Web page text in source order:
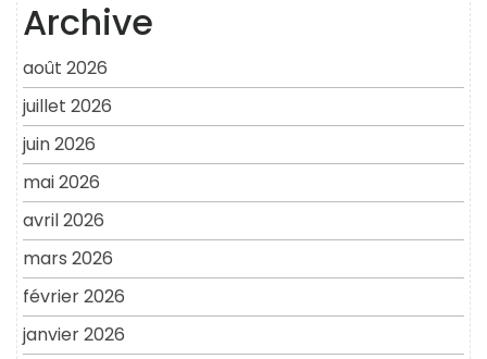
Archive
août 2026
juillet 2026
juin 2026
mai 2026
avril 2026
mars 2026
février 2026
janvier 2026